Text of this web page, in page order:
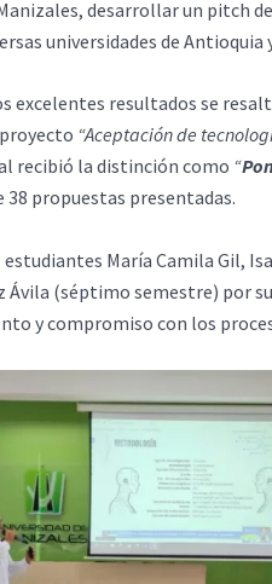
desarrollar un pitch
universidades de Antioquia
excelentes resultados se
“Aceptación de
recibió la distinción como “
propuestas presentadas.
María Camila Gil,
Ávila (séptimo semestre) por
y compromiso con los